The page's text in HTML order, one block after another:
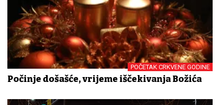
POČETAK CRKVENE GODINE
Počinje došašće, vrijeme iščekivanja Božića